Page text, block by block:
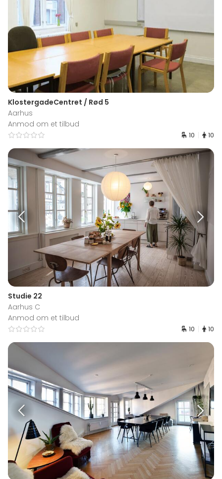
KlostergadeCentret / Rød 5
Aarhus
Anmod om et tilbud
10 10
Studie 22
Aarhus C
Anmod om et tilbud
10 10